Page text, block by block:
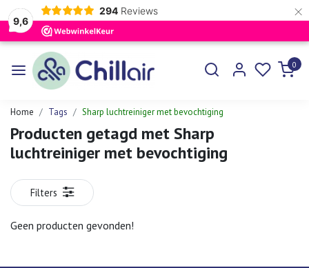
9,6
294 Reviews ×
0
Home Tags Sharp luchtreiniger met bevochtiging
Producten getagd met Sharp
luchtreiniger met bevochtiging
Filters
Geen producten gevonden!